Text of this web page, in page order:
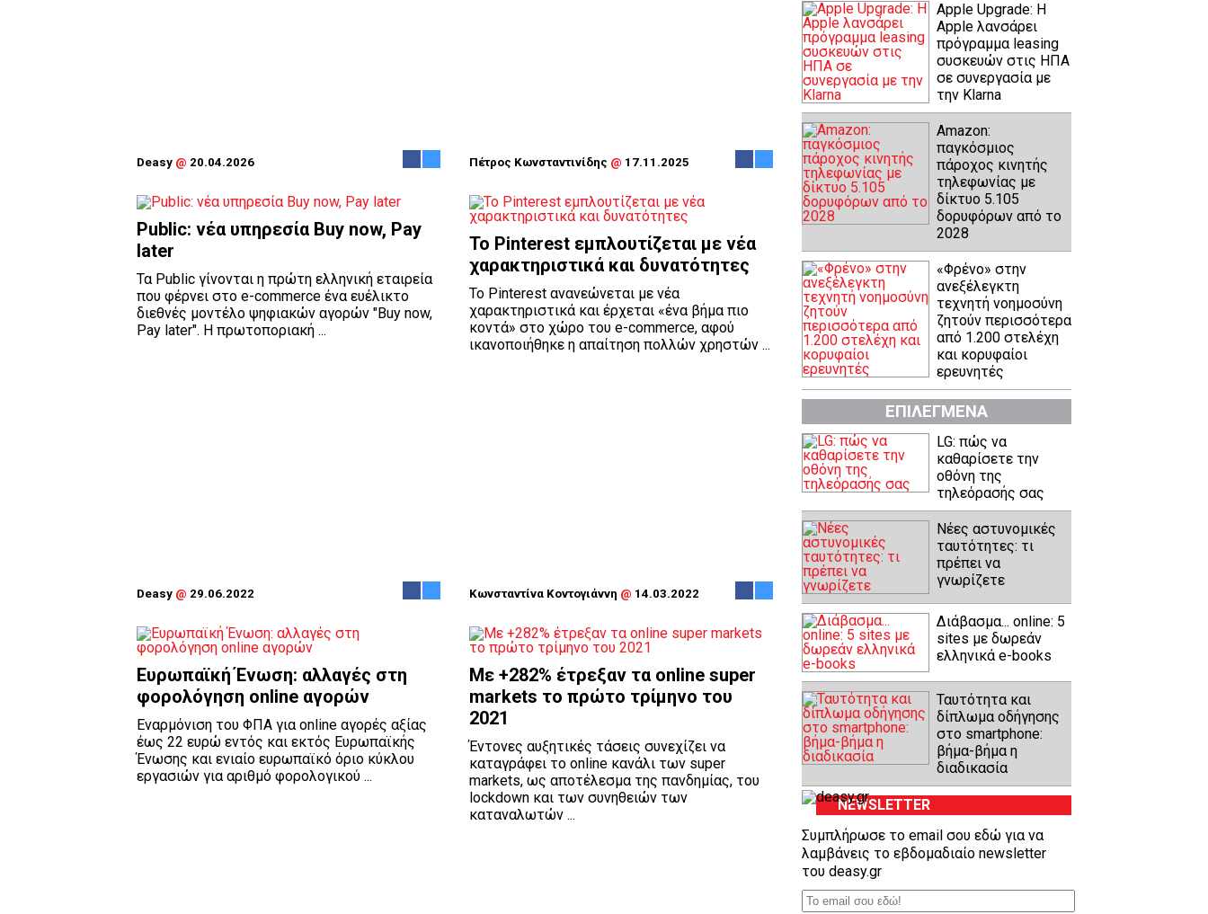
Deasy @ 20.04.2026 Πέτρος Κωνσταντινίδης @ 17.11.2025
Public: νέα υπηρεσία Buy now, Pay
later
Τα Public γίνονται η πρώτη ελληνική εταιρεία
που φέρνει στο e-commerce ένα ευέλικτο
διεθνές μοντέλο ψηφιακών αγορών "Buy now,
Pay later". Η πρωτοποριακή ...
Deasy @ 29.06.2022
Το Pinterest εμπλουτίζεται με νέα
χαρακτηριστικά και δυνατότητες
Το Pinterest ανανεώνεται με νέα
χαρακτηριστικά και έρχεται «ένα βήμα πιο
κοντά» στο χώρο του e-commerce, αφού
ικανοποιήθηκε η απαίτηση πολλών χρηστών ...
Κωνσταντίνα Κοντογιάννη @ 14.03.2022
Ευρωπαϊκή Ένωση: αλλαγές στη
φορολόγηση online αγορών
Εναρμόνιση του ΦΠΑ για online αγορές αξίας
έως 22 ευρώ εντός και εκτός Ευρωπαϊκής
Ένωσης και ενιαίο ευρωπαϊκό όριο κύκλου
εργασιών για αριθμό φορολογικού ...
Με +282% έτρεξαν τα online super
markets το πρώτο τρίμηνο του
2021
Έντονες αυξητικές τάσεις συνεχίζει να
καταγράφει το online κανάλι των super
markets, ως αποτέλεσμα της πανδημίας, του
lockdown και των συνηθειών των
καταναλωτών ...
Apple Upgrade: Η
Apple λανσάρει
πρόγραμμα leasing
συσκευών στις ΗΠΑ
σε συνεργασία με
την Klarna
Amazon:
παγκόσμιος
πάροχος κινητής
τηλεφωνίας με
δίκτυο 5.105
δορυφόρων από το
2028
«Φρένο» στην
ανεξέλεγκτη
τεχνητή νοημοσύνη
ζητούν περισσότερα
από 1.200 στελέχη
και κορυφαίοι
ερευνητές
ΕΠΙΛΕΓΜΕΝΑ
LG: πώς να
καθαρίσετε την
οθόνη της
τηλεόρασής σας
Νέες αστυνομικές
ταυτότητες: τι
πρέπει να
γνωρίζετε
Διάβασμα... online: 5
sites με δωρεάν
ελληνικά e-books
Ταυτότητα και
δίπλωμα οδήγησης
στο smartphone:
βήμα-βήμα η
διαδικασία
NEWSLETTER
Συμπλήρωσε το email σου εδώ για να
λαμβάνεις το εβδομαδιαίο newsletter
του deasy.gr